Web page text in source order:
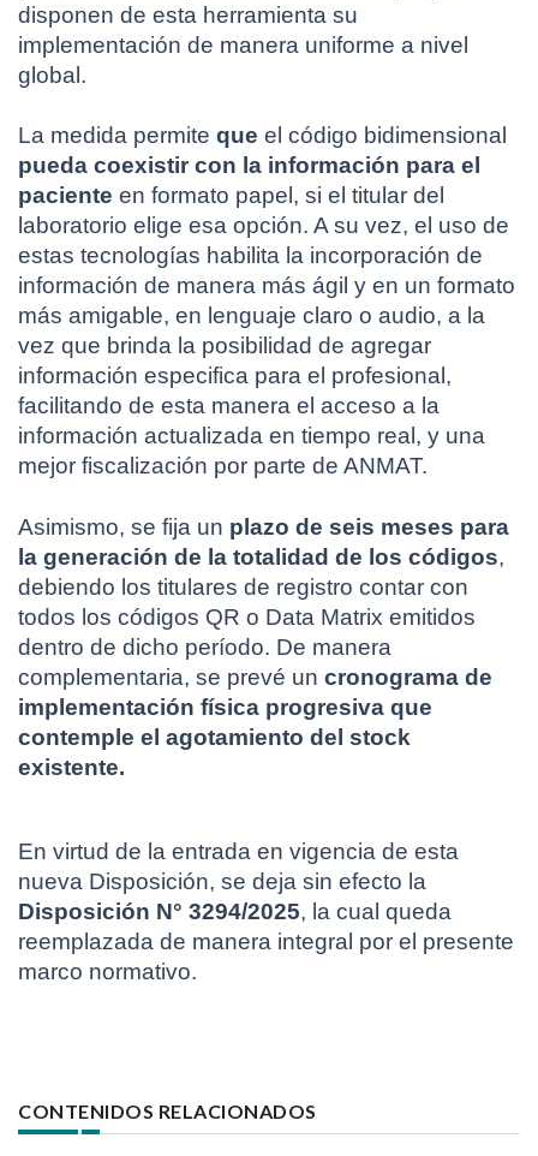
disponen de esta herramienta su
implementación de manera uniforme a nivel
global.
La medida permite que
pueda coexistir con la información para el
paciente en formato papel, si el titular del
laboratorio elige esa opción. A su vez, el uso de
estas tecnologías habilita la incorporación de
información de manera más ágil y en un formato
más amigable, en lenguaje claro o audio, a la
vez que brinda la posibilidad de agregar
información especifica para el profesional,
facilitando de esta manera el acceso a la
información actualizada en tiempo real, y una
mejor fiscalización por parte de ANMAT.
Asimismo, se fija un plazo de seis meses para
la generación de la totalidad de los códigos,
debiendo los titulares de registro contar con
todos los códigos QR o Data Matrix emitidos
dentro de dicho período. De manera
complementaria, se prevé un cronograma de
implementación física progresiva que
contemple el agotamiento del stock
existente.
En virtud de la entrada en vigencia de esta
Disposición N° 3294/2025, la cual queda
reemplazada de manera integral por el presente
marco normativo.
CONTENIDOS RELACIONADOS